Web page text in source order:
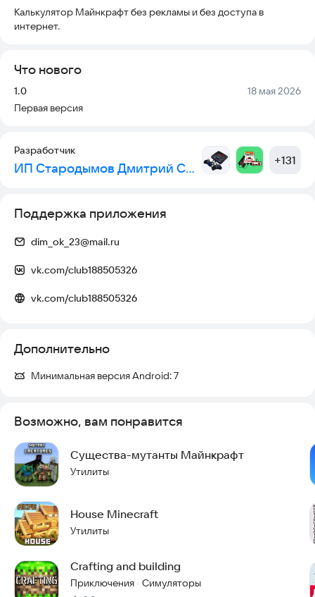
Калькулятор Майнкрафт без рекламы и без доступа в
интернет.
Что нового
Версия:
1.0 Дата:
18 мая 2026
Первая версия
Разработчик
ИП Стародымов Дмитрий Сергеевич +131
Поддержка приложения
dim_ok_23@mail.ru
vk.com/club188505326
vk.com/club188505326
Дополнительно
Минимальная версия Android:7
Возможно, вам понравится
Существа-мутанты Майнкрафт
Утилиты
House Minecraft
Утилиты
Crafting and building
Приключения · Симуляторы